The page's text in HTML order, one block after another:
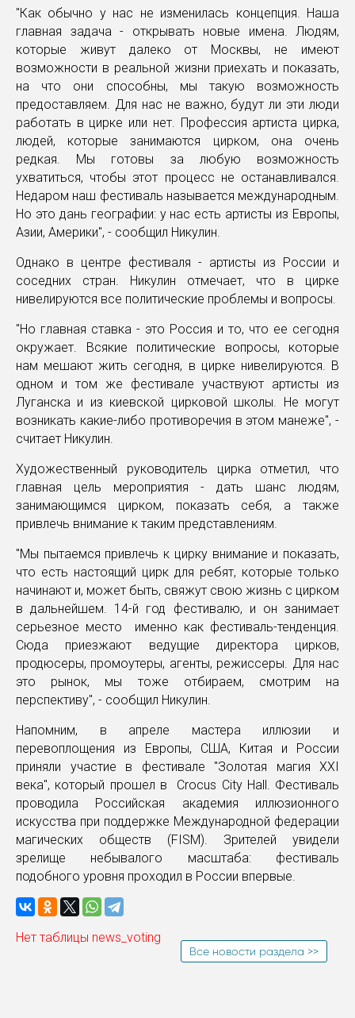
"Как обычно у нас не изменилась концепция. Наша
главная задача - открывать новые имена. Людям,
которые живут далеко от Москвы, не имеют
возможности в реальной жизни приехать и показать,
на что они способны, мы такую возможность
предоставляем. Для нас не важно, будут ли эти люди
работать в цирке или нет. Профессия артиста цирка,
людей, которые занимаются цирком, она очень
редкая. Мы готовы за любую возможность
ухватиться, чтобы этот процесс не останавливался.
Недаром наш фестиваль называется международным.
Но это дань географии: у нас есть артисты из Европы,
Азии, Америки", - сообщил Никулин.
Однако в центре фестиваля - артисты из России и
соседних стран. Никулин отмечает, что в цирке
нивелируются все политические проблемы и вопросы.
"Но главная ставка - это Россия и то, что ее сегодня
окружает. Всякие политические вопросы, которые
нам мешают жить сегодня, в цирке нивелируются. В
одном и том же фестивале участвуют артисты из
Луганска и из киевской цирковой школы. Не могут
возникать какие-либо противоречия в этом манеже", -
считает Никулин.
Художественный руководитель цирка отметил, что
главная цель мероприятия - дать шанс людям,
занимающимся цирком, показать себя, а также
привлечь внимание к таким представлениям.
"Мы пытаемся привлечь к цирку внимание и показать,
что есть настоящий цирк для ребят, которые только
начинают и, может быть, свяжут свою жизнь с цирком
в дальнейшем. 14-й год фестивалю, и он занимает
серьезное место именно как фестиваль-тенденция.
Сюда приезжают ведущие директора цирков,
продюсеры, промоутеры, агенты, режиссеры. Для нас
это рынок, мы тоже отбираем, смотрим на
перспективу", - сообщил Никулин.
Напомним, в апреле мастера иллюзии и
перевоплощения из Европы, США, Китая и России
приняли участие в фестивале "Золотая магия XXI
века", который прошел в Crocus City Hall. Фестиваль
проводила Российская академия иллюзионного
искусства при поддержке Международной федерации
магических обществ (FISM). Зрителей увидели
зрелище небывалого масштаба: фестиваль
подобного уровня проходил в России впервые.
Нет таблицы news_voting
Все новости раздела >>